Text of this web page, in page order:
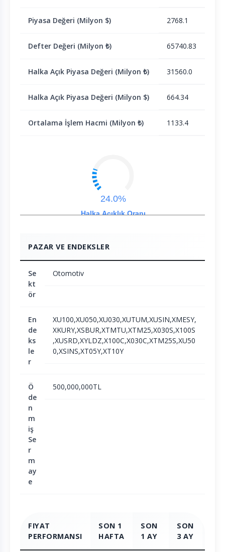
Piyasa Değeri (Milyon $) 2768.1
Defter Değeri (Milyon ₺) 65740.83
Halka Açık Piyasa Değeri (Milyon ₺) 31560.0
Halka Açık Piyasa Değeri (Milyon $) 664.34
Ortalama İşlem Hacmi (Milyon ₺) 1133.4
Halka Açıklık Oranı
24.0%
PAZAR VE ENDEKSLER
Se
kt
ör
Otomotiv
En
de
ks
le
r
XU100,XU050,XU030,XUTUM,XUSIN,XMESY,
XKURY,XSBUR,XTMTU,XTM25,X030S,X100S
,XUSRD,XYLDZ,X100C,X030C,XTM25S,XU50
0,XSINS,XT05Y,XT10Y
Ö
de
n
m
iş
Se
r
m
ay
e
500,000,000TL
FIYAT
PERFORMANSI
SON 1
HAFTA
SON
1 AY
SON
3 AY